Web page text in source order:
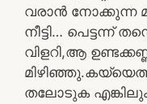
വരാൻ നോക്കുന്ന
നീട്ടി… പെട്ടന്ന്
വിളറി,ആ
തലോടുക